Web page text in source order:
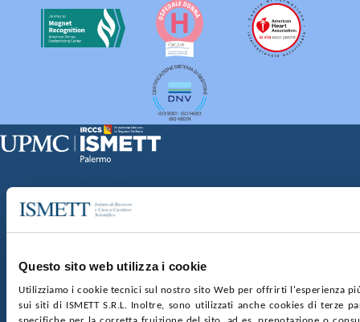
Questo sito web utilizza i cookie
Utilizziamo i cookie tecnici sul nostro sito Web per offrirti l'esperienza
sui siti di ISMETT S.R.L. Inoltre, sono utilizzati anche cookies di terze
Via Discesa dei Giudici 4 90133 Palermo
nr. REA PA-201818 P.I. 04544550827
SOCIETÀ TRASPARENTE WHISTLEBLOWING